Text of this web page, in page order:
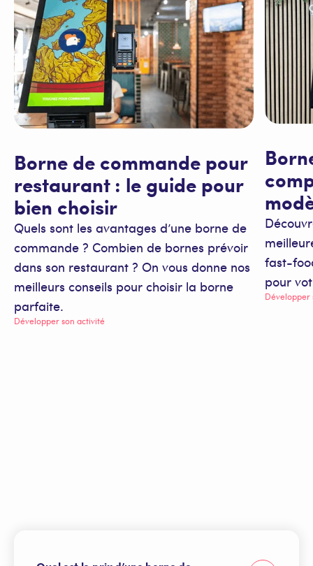
Borne de commande pour
restaurant : le guide pour
bien choisir
Quels sont les avantages d’une borne de
commande ? Combien de bornes prévoir
dans son restaurant ? On vous donne nos
meilleurs conseils pour choisir la borne
parfaite.
Développer son activité
fast-
pour
Développer